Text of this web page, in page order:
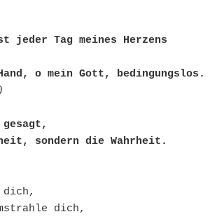
jeder Tag meines Herzens
o mein Gott, bedingungslos.
sondern die Wahrheit.
dich,
dich,